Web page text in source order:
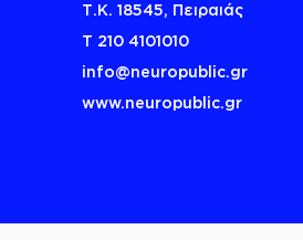
Τ.Κ. 18545, Πειραιάς
Τ 210 4101010
info@neuropublic.gr
www.neuropublic.gr